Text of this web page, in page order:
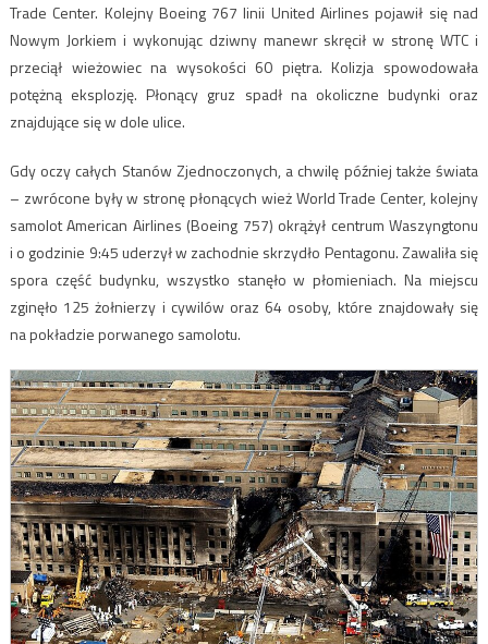
Trade Center. Kolejny Boeing 767 linii United Airlines pojawił się nad
Nowym Jorkiem i wykonując dziwny manewr skręcił w stronę WTC i
przeciął wieżowiec na wysokości 60 piętra. Kolizja spowodowała
potężną eksplozję. Płonący gruz spadł na okoliczne budynki oraz
znajdujące się w dole ulice.
Gdy oczy całych Stanów Zjednoczonych, a chwilę później także świata
– zwrócone były w stronę płonących wież World Trade Center, kolejny
samolot American Airlines (Boeing 757) okrążył centrum Waszyngtonu
i o godzinie 9:45 uderzył w zachodnie skrzydło Pentagonu. Zawaliła się
spora część budynku, wszystko stanęło w płomieniach. Na miejscu
zginęło 125 żołnierzy i cywilów oraz 64 osoby, które znajdowały się
na pokładzie porwanego samolotu.